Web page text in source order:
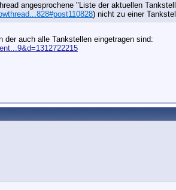
angesprochene "Liste der aktuellen
) nicht zu einer
der auch alle Tankstellen eingetragen sind: